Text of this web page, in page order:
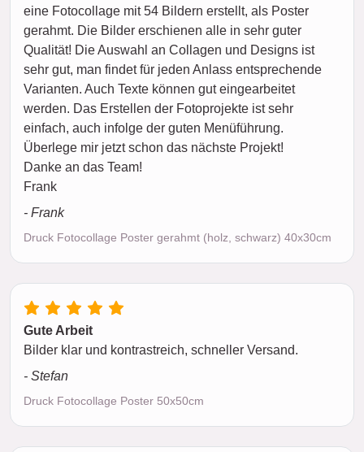
eine Fotocollage mit 54 Bildern erstellt, als Poster
gerahmt. Die Bilder erschienen alle in sehr guter
Qualität! Die Auswahl an Collagen und Designs ist
sehr gut, man findet für jeden Anlass entsprechende
Varianten. Auch Texte können gut eingearbeitet
werden. Das Erstellen der Fotoprojekte ist sehr
einfach, auch infolge der guten Menüführung.
Überlege mir jetzt schon das nächste Projekt!
Danke an das Team!
Frank
- Frank
Druck Fotocollage Poster gerahmt (holz, schwarz) 40x30cm
Gute Arbeit
Bilder klar und kontrastreich, schneller Versand.
- Stefan
Druck Fotocollage Poster 50x50cm